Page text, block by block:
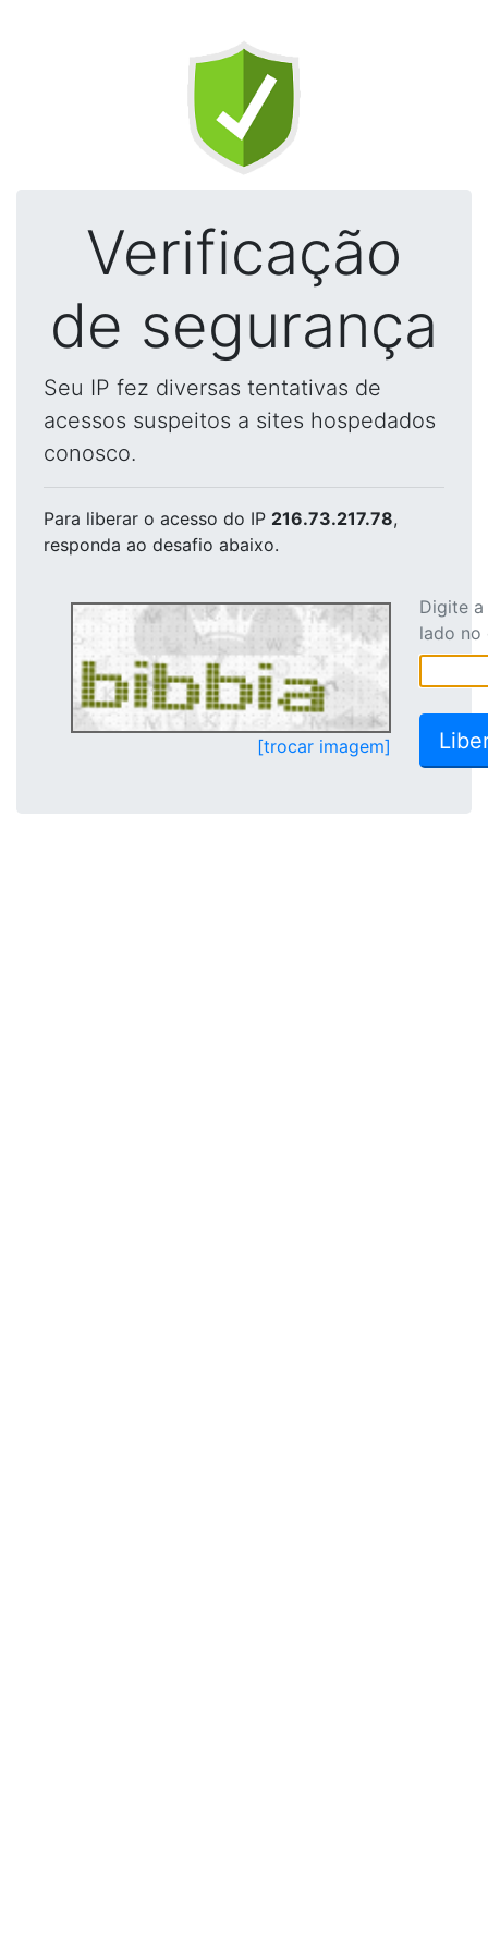
Verificação
de segurança
Seu IP fez diversas tentativas de
acessos suspeitos a sites hospedados
conosco.
Para liberar o acesso do IP 216.73.217.78,
responda ao desafio abaixo.
[trocar imagem]
Digite
lado no